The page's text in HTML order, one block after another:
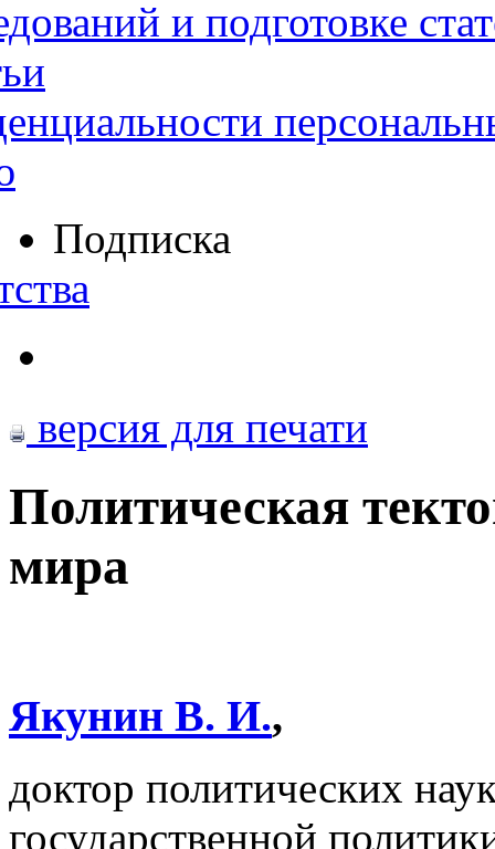
и подготовке
Подписка
версия для печати
Политическая
мира
Якунин В. И.,
доктор политических
государственной